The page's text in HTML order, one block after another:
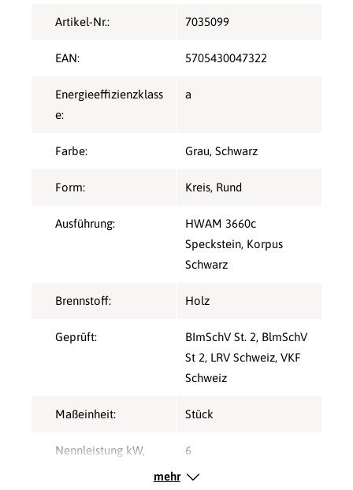
Artikel-Nr.: 7035099
EAN: 5705430047322
Energieeffizienzklass
e:
a
Farbe: Grau, Schwarz
Form: Kreis, Rund
Ausführung:
HWAM 3660c
Speckstein, Korpus
Schwarz
Brennstoff: Holz
Geprüft: BImSchV St. 2, BlmSchV
St 2, LRV Schweiz, VKF
Schweiz
Maßeinheit: Stück
Nennleistung kW,
6
mehr